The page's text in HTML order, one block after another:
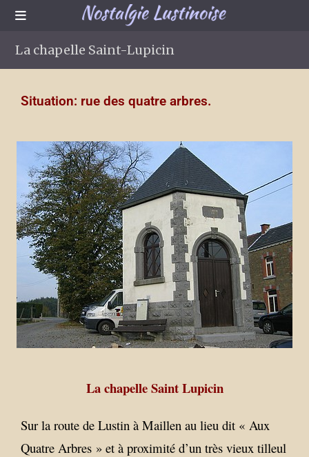
La chapelle Saint-Lupicin
Situation: rue des quatre arbres.
La chapelle Saint Lupicin
Sur la route de Lustin à Maillen au lieu dit « Aux
Quatre Arbres » et à proximité d’un très vieux tilleul